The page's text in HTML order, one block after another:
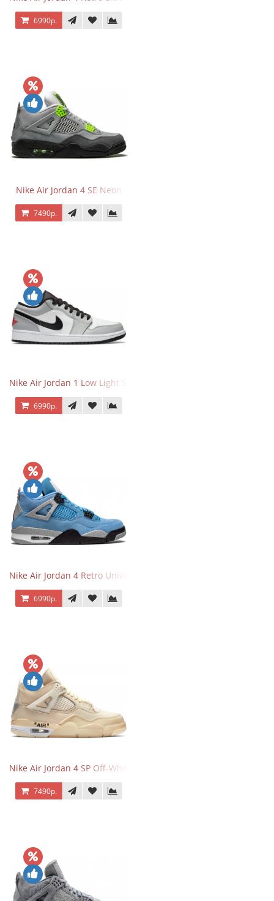
6990р.
Nike Air Jordan 4 SE Neon
7490р.
Nike Air Jordan 1 Low Light Smoke Grey
6990р.
Nike Air Jordan 4 Retro University Blue
6990р.
Nike Air Jordan 4 SP Off-White Sail
7490р.